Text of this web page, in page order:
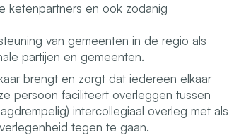
ketenpartners en ook zodanig
van gemeenten in de regio als
partijen en gemeenten.
brengt en zorgt dat iedereen elkaar
persoon faciliteert overleggen tussen
intercollegiaal overleg met als
tegen te gaan.